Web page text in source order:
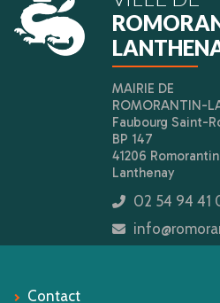
MAIRIE DE
ROMORANTIN-
Faubourg Saint-
BP 147
41206
Lanthenay
icon
02 54 94 41
icon
Contact